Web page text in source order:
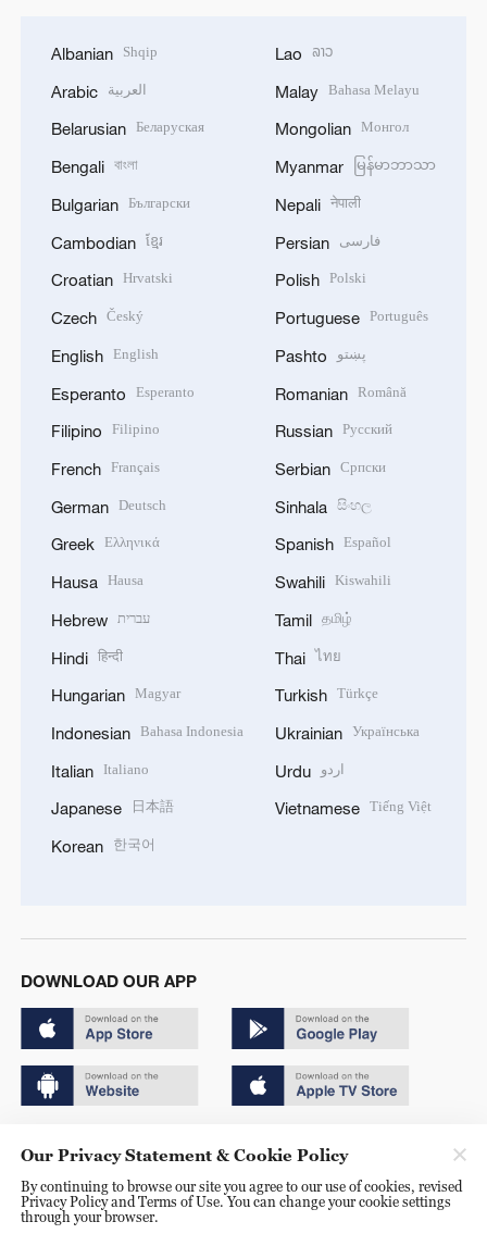
Albanian Shqip
Arabic العربية
Belarusian Беларуская
Bengali বাংলা
Bulgarian Български
Cambodian ខ្មែរ
Croatian Hrvatski
Czech Český
English English
Esperanto Esperanto
Filipino Filipino
French Français
German Deutsch
Greek Ελληνικά
Hausa Hausa
Hebrew עברית
Hindi हिन्दी
Hungarian Magyar
Indonesian Bahasa Indonesia
Italian Italiano
Japanese 日本語
Korean 한국어
Lao ລາວ
Malay Bahasa Melayu
Mongolian Монгол
Myanmar မြန်မာဘာသာ
Nepali नेपाली
Persian فارسی
Polish Polski
Portuguese Português
Pashto پښتو
Romanian Română
Russian Русский
Serbian Српски
Sinhala සිංහල
Spanish Español
Swahili Kiswahili
Tamil தமிழ்
Thai ไทย
Turkish Türkçe
Ukrainian Українська
Urdu اردو
Vietnamese Tiếng Việt
DOWNLOAD OUR APP
京ICP备20000184号
京公网安备 11010502050052号
Our Privacy Statement & Cookie Policy
By continuing to browse our site you agree to our use of cookies, revised
Privacy Policy and Terms of Use. You can change your cookie settings
through your browser.